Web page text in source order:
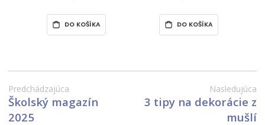
DO KOŠÍKA DO KOŠÍKA
Predchádzajúca
Školský magazín
2025
Nasledujúca
3 tipy na dekorácie z
mušlí